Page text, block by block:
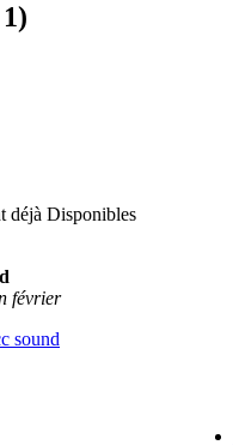
déjà Disponibles
février